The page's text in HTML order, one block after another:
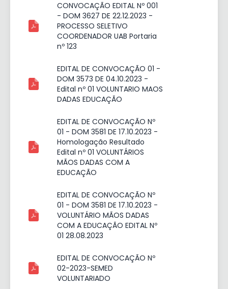
CONVOCAÇÃO EDITAL Nº 001
- DOM 3627 DE 22.12.2023 -
PROCESSO SELETIVO
COORDENADOR UAB Portaria
nº 123
EDITAL DE CONVOCAÇÃO 01 -
DOM 3573 DE 04.10.2023 -
Edital nº 01 VOLUNTARIO MAOS
DADAS EDUCAÇÃO
EDITAL DE CONVOCAÇÃO Nº
01 - DOM 3581 DE 17.10.2023 -
Homologação Resultado
Edital nº 01 VOLUNTÁRIOS
MÃOS DADAS COM A
EDUCAÇÃO
EDITAL DE CONVOCAÇÃO Nº
01 - DOM 3581 DE 17.10.2023 -
VOLUNTÁRIO MÃOS DADAS
COM A EDUCAÇÃO EDITAL Nº
01 28.08.2023
EDITAL DE CONVOCAÇÃO Nº
02-2023-SEMED
VOLUNTARIADO